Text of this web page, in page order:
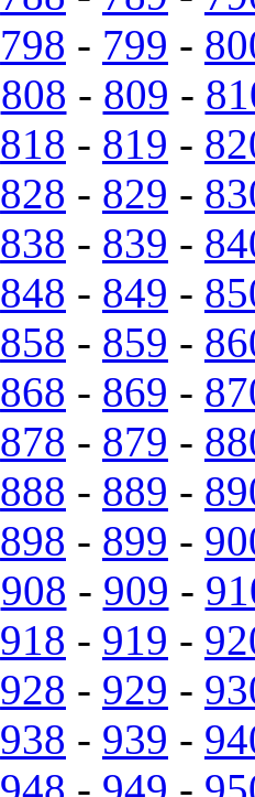
798 - 799 -
808 - 809 -
818 - 819 -
828 - 829 -
838 - 839 -
848 - 849 -
858 - 859 -
868 - 869 -
878 - 879 -
888 - 889 -
898 - 899 -
908 - 909 -
918 - 919 -
928 - 929 -
938 - 939 -